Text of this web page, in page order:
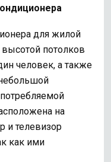
для жилой
потолков
человек, а также
на
и телевизор
как ими